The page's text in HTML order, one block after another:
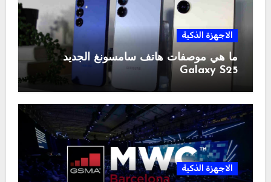
الاجهزة الذكية
ما هي موصفات هاتف سامسونغ الجديد
Galaxy S25
الاجهزة الذكية